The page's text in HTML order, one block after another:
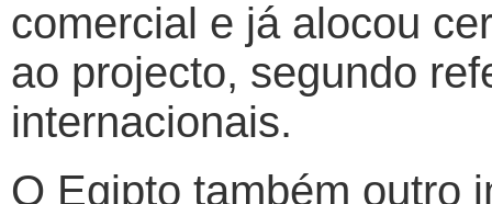
comercial e já alocou
ao projecto, segundo
internacionais.
O Egipto também outro